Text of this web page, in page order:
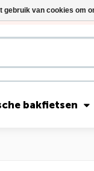
Silent Core nu
bakfietsen
gebruik van cookies om